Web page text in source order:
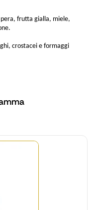
frutta gialla, miele,
crostacei e formaggi